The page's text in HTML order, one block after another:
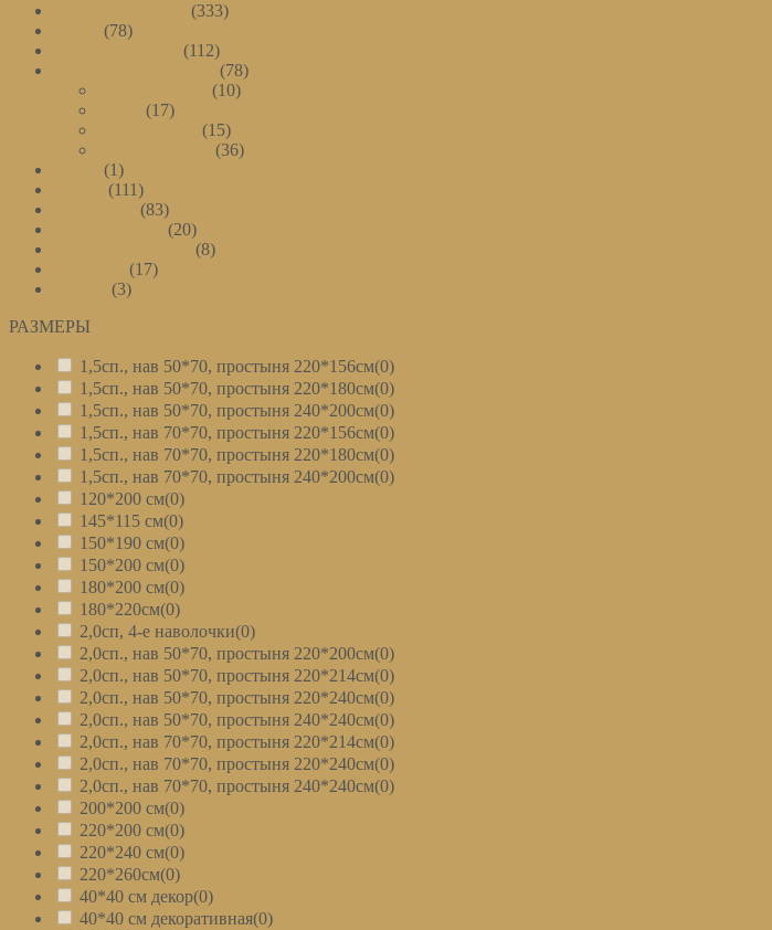
(333)
(78)
(112)
(78)
(10)
(17)
(15)
(36)
(1)
(111)
(83)
(20)
(8)
(17)
(3)
РАЗМЕРЫ
1,5сп., нав 50*70, простыня 220*156см(0)
1,5сп., нав 50*70, простыня 220*180см(0)
1,5сп., нав 50*70, простыня 240*200см(0)
1,5сп., нав 70*70, простыня 220*156см(0)
1,5сп., нав 70*70, простыня 220*180см(0)
1,5сп., нав 70*70, простыня 240*200см(0)
120*200 см(0)
145*115 см(0)
150*190 см(0)
150*200 см(0)
180*200 см(0)
180*220см(0)
2,0сп, 4-е наволочки(0)
2,0сп., нав 50*70, простыня 220*200см(0)
2,0сп., нав 50*70, простыня 220*214см(0)
2,0сп., нав 50*70, простыня 220*240см(0)
2,0сп., нав 50*70, простыня 240*240см(0)
2,0сп., нав 70*70, простыня 220*214см(0)
2,0сп., нав 70*70, простыня 220*240см(0)
2,0сп., нав 70*70, простыня 240*240см(0)
200*200 см(0)
220*200 см(0)
220*240 см(0)
220*260см(0)
40*40 см декор(0)
40*40 см декоративная(0)